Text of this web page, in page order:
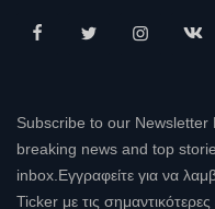
Subscribe to our
breaking news and top
inbox.Εγγραφείτε για να
Ticker με τις σημαντικότερες